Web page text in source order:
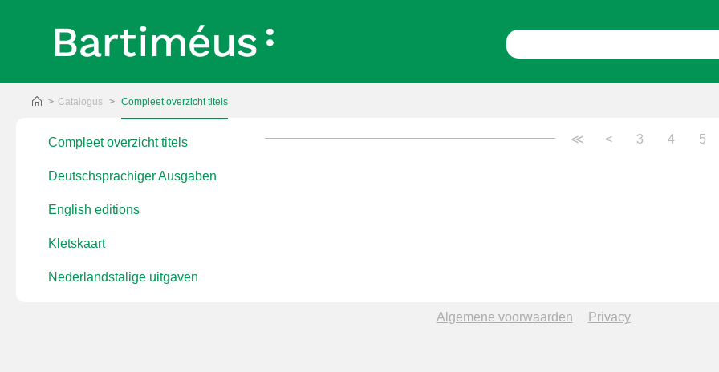
Catalogus Compleet overzicht titels
Compleet overzicht titels
Deutschsprachiger Ausgaben
English editions
Kletskaart
Nederlandstalige uitgaven
≪
≪ < 3 4 5
Algemene voorwaarden Privacy